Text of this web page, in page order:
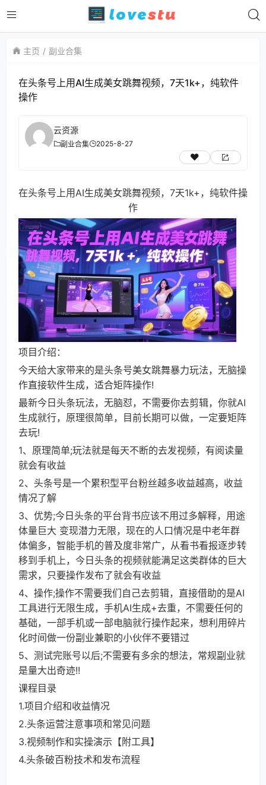
主页 副业合集
在头条号上用AI生成美女跳舞视频，7天1k+，纯软件
操作
云资源
副业合集 2025-8-27
在头条号上用AI生成美女跳舞视频，7天1k+，纯软件操
作
项目介绍：
今天给大家带来的是头条号美女跳舞暴力玩法，无脑操
作直接软件生成，适合矩阵操作!
最新今日头条玩法，无脑怼，不需要你去剪辑，你就AI
生成就行，原理很简单，目前长期可以做，一定要矩阵
去玩!
1、原理简单;玩法就是每天不断的去发视频，有阅读量
就会有收益
2、头条号是一个累积型平台粉丝越多收益越高，收益
情况了解
3、优势;今日头条的平台背书应该不用过多解释，用途
体量巨大 变现潜力无限，现在的人口情况是中老年群
体偏多，智能手机的普及度非常广，从看书看报逐步转
移到手机上，今日头条的视频就能满足这类群体的巨大
需求，只要操作发布了就会有收益
4、操作;操作不需要我们自己去剪辑，直接借助的是AI
工具进行无限生成，手机AI生成+去重，不需要任何的
基础，一部手机或一部电脑就行操作起来，想利用碎片
化时间做一份副业兼职的小伙伴不要错过
5、测试完账号以后;不需要有多余的想法，常规副业就
是量大出奇迹!!
课程目录
1.项目介绍和收益情况
2.头条运营注意事项和常见问题
3.视频制作和实操演示【附工具】
4.头条破百粉技术和发布流程